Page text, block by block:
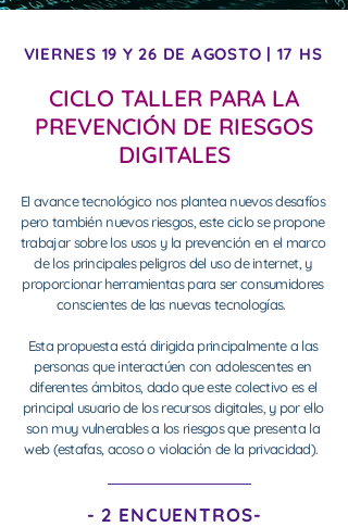
VIERNES 19 Y 26 DE AGOSTO | 17 HS
CICLO TALLER PARA LA
PREVENCIÓN DE RIESGOS
DIGITALES
El avance tecnológico nos plantea nuevos desafíos
pero también nuevos riesgos, este ciclo se propone
trabajar sobre los usos y la prevención en el marco
de los principales peligros del uso de internet, y
proporcionar herramientas para ser consumidores
conscientes de las nuevas tecnologías.
Esta propuesta está dirigida principalmente a las
personas que interactúen con adolescentes en
diferentes ámbitos, dado que este colectivo es el
principal usuario de los recursos digitales, y por ello
son muy vulnerables a los riesgos que presenta la
web (estafas, acoso o violación de la privacidad).
- 2 ENCUENTROS-